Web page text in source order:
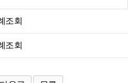
조회
조회